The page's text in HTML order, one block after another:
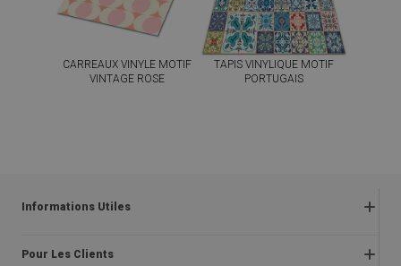
CARREAUX VINYLE MOTIF
VINTAGE ROSE
TAPIS VINYLIQUE MOTIF
PORTUGAIS
Informations Utiles
Retours
Pour Les Clients